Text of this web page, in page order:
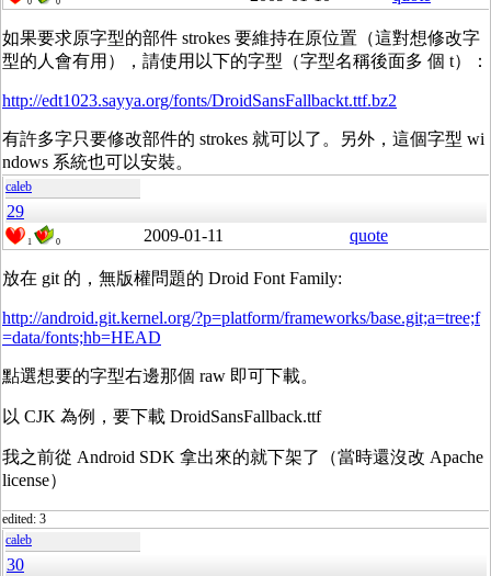
0 0
如果要求原字型的部件 strokes 要維持在原位置（這對想修改字
型的人會有用），請使用以下的字型（字型名稱後面多 個 t）：
http://edt1023.sayya.org/fonts/DroidSansFallbackt.ttf.bz2
有許多字只要修改部件的 strokes 就可以了。另外，這個字型 wi
ndows 系統也可以安裝。
caleb
29
1 0 2009-01-11 quote
放在 git 的，無版權問題的 Droid Font Family:
http://android.git.kernel.org/?p=platform/frameworks/base.git;a=tree;f
=data/fonts;hb=HEAD
點選想要的字型右邊那個 raw 即可下載。
以 CJK 為例，要下載 DroidSansFallback.ttf
我之前從 Android SDK 拿出來的就下架了（當時還沒改 Apache
license）
edited: 3
caleb
30